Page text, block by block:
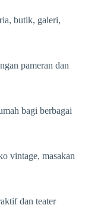
butik, galeri,
pameran dan
bagi berbagai
vintage, masakan
dan teater